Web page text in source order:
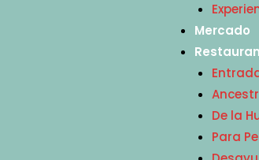
Mercado
De la
Para